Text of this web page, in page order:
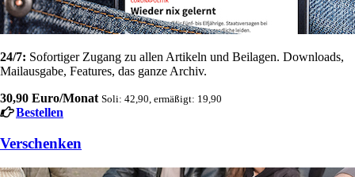
24/7: Sofortiger Zugang zu allen Artikeln und Beilagen. Downloads,
Mailausgabe, Features, das ganze Archiv.
30,90 Euro/Monat Soli: 42,90, ermäßigt: 19,90
Bestellen
Verschenken